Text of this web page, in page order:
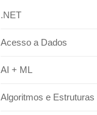
.NET
Acesso a Dados
AI + ML
Algoritmos e Estruturas